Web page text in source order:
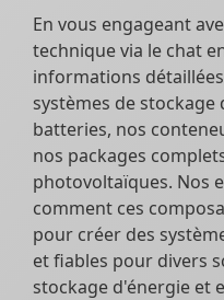
En vous engageant
technique via le chat
informations
systèmes de
batteries, nos
nos packages
photovoltaïques. Nos
comment ces
pour créer des
et fiables pour divers
stockage d'énergie et